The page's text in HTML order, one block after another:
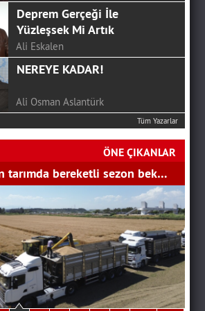
Deprem Gerçeği İle
Yüzleşsek Mi Artık
Ali Eskalen
NEREYE KADAR!
Ali Osman Aslantürk
24 HAZİRAN’DAN SONRA
CHP…
Mutluluk Sofrası...
Hakan Aydemir
YGS Öncesi Yapmanız
Gerekenler
Bekir Gözalan
Tüm Yazarlar
ÖNE ÇIKANLAR
tarımda bereketli sezon bek…